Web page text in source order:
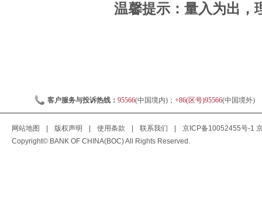
温馨提示：量入为出，
客户服务与投诉热线： 95566(中国境内)； +86(区号)95566(中国境外)
网站地图 版权声明 使用条款 联系我们 京ICP备10052455号-1
Copyright© BANK OF CHINA(BOC) All Rights Reserved.